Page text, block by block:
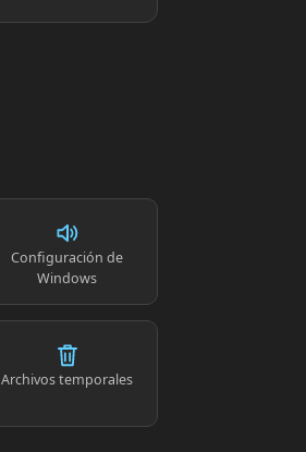
Configuración de
Windows
Archivos temporales